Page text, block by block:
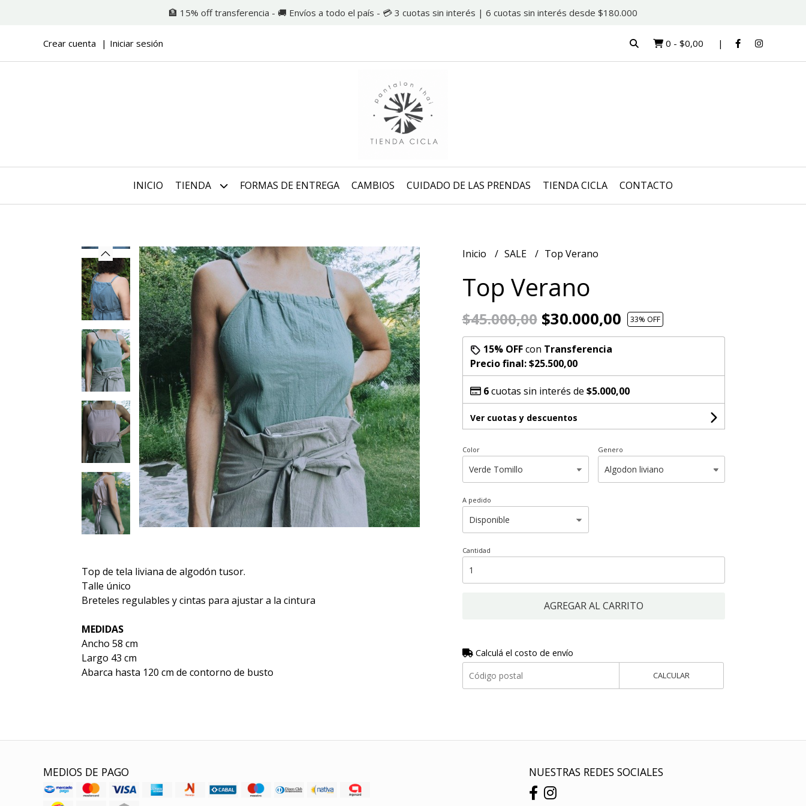
🏦 15% off transferencia - 🚚 Envíos a todo el país - 💳 3 cuotas sin interés | 6 cuotas sin interés desde $180.000
Crear cuenta Iniciar sesión 0 - $0,00
INICIO TIENDA FORMAS DE ENTREGA CAMBIOS CUIDADO DE LAS PRENDAS TIENDA CICLA CONTACTO
Top de tela liviana de algodón tusor.
Talle único
Breteles regulables y cintas para ajustar a la cintura
MEDIDAS
Ancho 58 cm
Largo 43 cm
Abarca hasta 120 cm de contorno de busto
Inicio SALE Top Verano
Top Verano
$45.000,00$30.000,00 33% OFF
15% OFFcon Transferencia
Precio final:$25.500,00
6cuotas sin interés de $5.000,00
Ver cuotas y descuentos
Color Genero
A pedido
Cantidad
AGREGAR AL CARRITO
Calculá el costo de envío
CALCULAR
MEDIOS DE PAGO NUESTRAS REDES SOCIALES